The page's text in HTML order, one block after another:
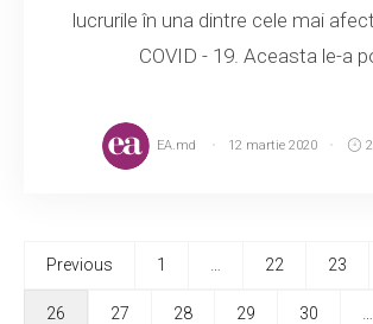
lucrurile în una dintre cele mai
COVID - 19. Aceasta le-a
EA.md 12 martie 2020
Previous 1 22 23
26 27 28 29 30